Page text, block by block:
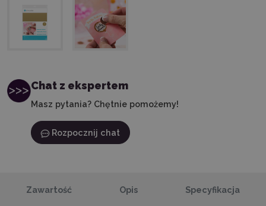
Chat z ekspertem
Masz pytania? Chętnie pomożemy!
Rozpocznij chat
Zawartość Opis Specyfikacja